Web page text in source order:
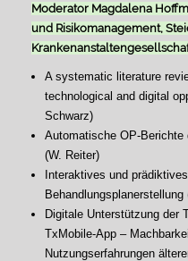
Moderator Magdalena
und Risikomanagement,
A systematic literature
technological and digital
Schwarz)
Automatische OP-Berichte
(W. Reiter)
Interaktives und
Digitale Unterstützung der
TxMobile-App –
Nutzungserfahrungen